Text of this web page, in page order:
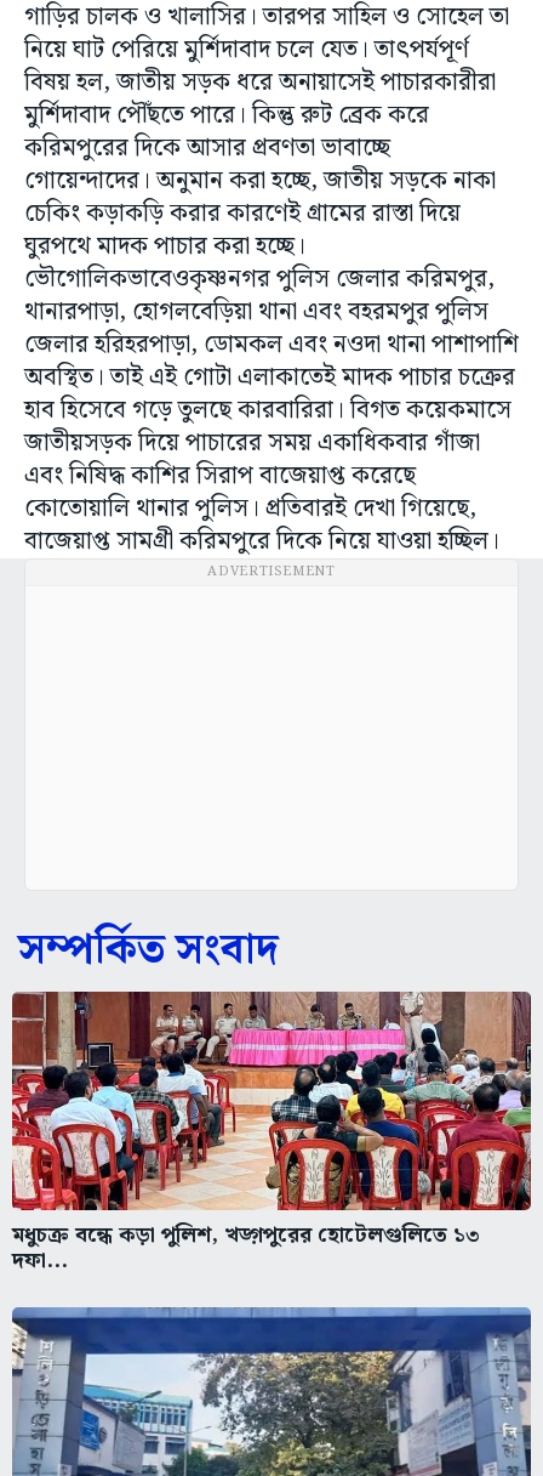
গাড়ির চালক ও খালাসির। তারপর সাহিল ও সোহেল তা
নিয়ে ঘাট পেরিয়ে মুর্শিদাবাদ চলে যেত। তাৎপর্যপূর্ণ
বিষয় হল, জাতীয় সড়ক ধরে অনায়াসেই পাচারকারীরা
মুর্শিদাবাদ পৌঁছতে পারে। কিন্তু রুট ব্রেক করে
করিমপুরের দিকে আসার প্রবণতা ভাবাচ্ছে
গোয়েন্দাদের। অনুমান করা হচ্ছে, জাতীয় সড়কে নাকা
চেকিং কড়াকড়ি করার কারণেই গ্রামের রাস্তা দিয়ে
ঘুরপথে মাদক পাচার করা হচ্ছে।
ভৌগোলিকভাবেওকৃষ্ণনগর পুলিস জেলার করিমপুর,
থানারপাড়া, হোগলবেড়িয়া থানা এবং বহরমপুর পুলিস
জেলার হরিহরপাড়া, ডোমকল এবং নওদা থানা পাশাপাশি
অবস্থিত। তাই এই গোটা এলাকাতেই মাদক পাচার চক্রের
হাব হিসেবে গড়ে তুলছে কারবারিরা। বিগত কয়েকমাসে
জাতীয়সড়ক‌ দিয়ে পাচারের সময় একাধিকবার গাঁজা
এবং নিষিদ্ধ কাশির সিরাপ বাজেয়াপ্ত করেছে
কোতোয়ালি থানার পুলিস। প্রতিবারই দেখা গিয়েছে,
বাজেয়াপ্ত সামগ্রী করিমপুরে দিকে নিয়ে যাওয়া হচ্ছিল।
ADVERTISEMENT
সম্পর্কিত সংবাদ
মধুচক্র বন্ধে কড়া পুলিশ, খড়্গপুরের হোটেলগুলিতে ১৩
দফা...